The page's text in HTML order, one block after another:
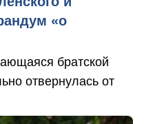
«о
братской
отвернулась от